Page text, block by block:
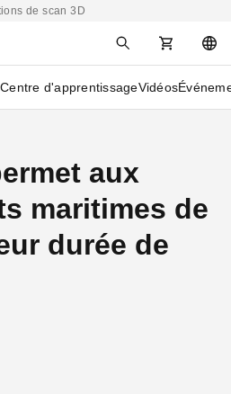
de scan 3D
Centre d'apprentissageVidéos
aux
maritimes de
durée de